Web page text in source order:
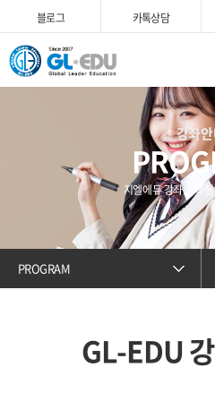
카톡상담
블로그
강좌
지엘에듀 강좌별 특
PROGRAM
GL-EDU